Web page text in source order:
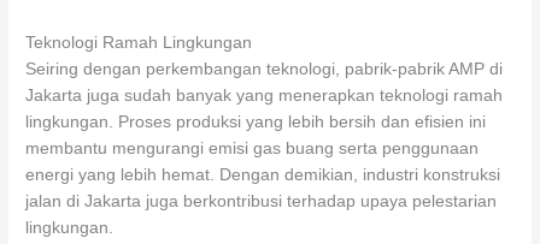
Teknologi Ramah Lingkungan
Seiring dengan perkembangan teknologi, pabrik-pabrik AMP di
Jakarta juga sudah banyak yang menerapkan teknologi ramah
lingkungan. Proses produksi yang lebih bersih dan efisien ini
membantu mengurangi emisi gas buang serta penggunaan
energi yang lebih hemat. Dengan demikian, industri konstruksi
jalan di Jakarta juga berkontribusi terhadap upaya pelestarian
lingkungan.